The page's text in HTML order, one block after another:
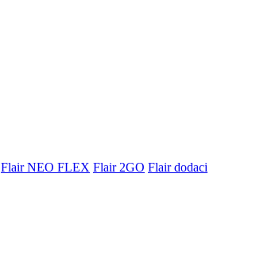
Flair NEO FLEX Flair 2GO Flair dodaci